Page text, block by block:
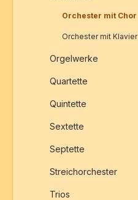
Orchester mit Chor
Orchester mit Klavier
Orgelwerke
Quartette
Quintette
Sextette
Septette
Streichorchester
Trios